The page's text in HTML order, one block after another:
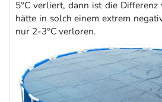
5°C verliert, dann ist die Differenz
hätte in solch einem extrem
nur 2-3°C verloren.